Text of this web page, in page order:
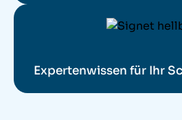
Expertenwissen für Ihr